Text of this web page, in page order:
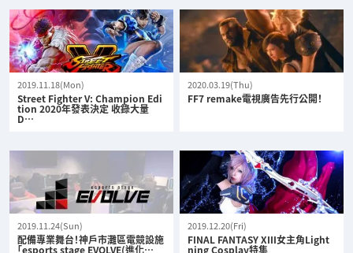
2019.11.18(Mon)
Street Fighter V: Champion Edi
tion 2020年發表決定 收錄大量
D…
2020.03.19(Thu)
FF7 remake電視廣告先行公開！
2019.11.24(Sun)
配備專業舞台！神戶市灘區電競設施
「esports stage EVOLVE(進化…
2019.12.20(Fri)
FINAL FANTASY XIII女主角Light
ning Cosplay特集